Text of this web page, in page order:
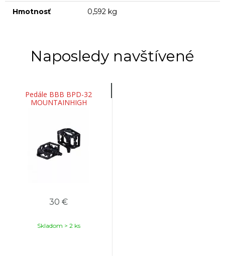
Hmotnosť 0,592 kg
Naposledy navštívené
Pedále BBB BPD-32
MOUNTAINHIGH
30 €
Skladom > 2 ks